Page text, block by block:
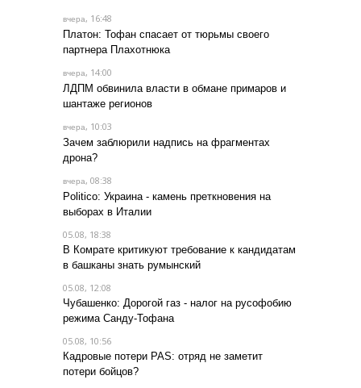
вчера, 16:48
Платон: Тофан спасает от тюрьмы своего
партнера Плахотнюка
вчера, 14:00
ЛДПМ обвинила власти в обмане примаров и
шантаже регионов
вчера, 10:03
Зачем заблюрили надпись на фрагментах
дрона?
вчера, 08:38
Politico: Украина - камень преткновения на
выборах в Италии
05.08, 18:38
В Комрате критикуют требование к кандидатам
в башканы знать румынский
05.08, 12:08
Чубашенко: Дорогой газ - налог на русофобию
режима Санду-Тофана
05.08, 10:56
Кадровые потери PAS: отряд не заметит
потери бойцов?